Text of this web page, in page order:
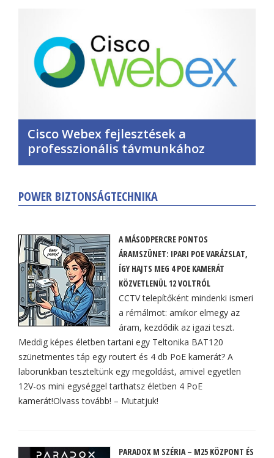
Cisco Webex fejlesztések a
professzionális távmunkához
POWER BIZTONSÁGTECHNIKA
A MÁSODPERCRE PONTOS
ÁRAMSZÜNET: IPARI POE VARÁZSLAT,
ÍGY HAJTS MEG 4 POE KAMERÁT
KÖZVETLENÜL 12 VOLTRÓL
CCTV telepítőként mindenki ismeri
a rémálmot: amikor elmegy az
áram, kezdődik az igazi teszt.
Meddig képes életben tartani egy Teltonika BAT120
szünetmentes táp egy routert és 4 db PoE kamerát? A
laborunkban teszteltünk egy megoldást, amivel egyetlen
12V-os mini egységgel tarthatsz életben 4 PoE
kamerát!Olvass tovább! – Mutatjuk!
PARADOX M SZÉRIA – M25 KÖZPONT ÉS